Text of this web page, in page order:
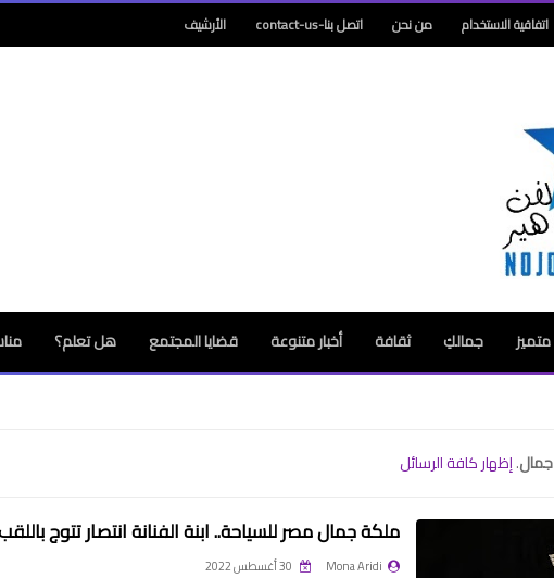
اتفاقية الاستخدام من نحن اتصل بنا-contact-us الأرشيف
متميز جمالكِ ثقافة أخبار متنوعة قضايا المجتمع هل تعلم؟
جمال.إظهار كافة الرسائل
ملكة جمال مصر للسياحة.. ابنة الفنانة انتصار تتوج
Mona Aridi